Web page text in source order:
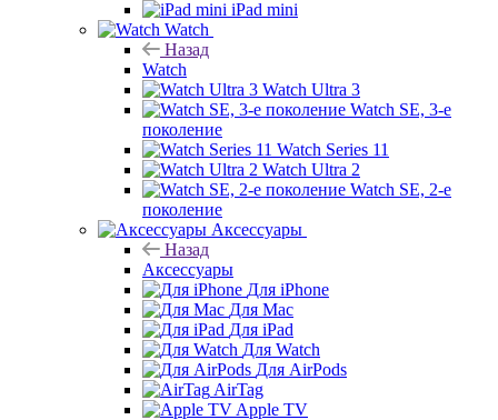
iPad mini
Watch
Назад
Watch
Watch Ultra 3
Watch SE, 3-е
поколение
Watch Series 11
Watch Ultra 2
Watch SE, 2-е
поколение
Аксессуары
Назад
Аксессуары
Для iPhone
Для Mac
Для iPad
Для Watch
Для AirPods
AirTag
Apple TV